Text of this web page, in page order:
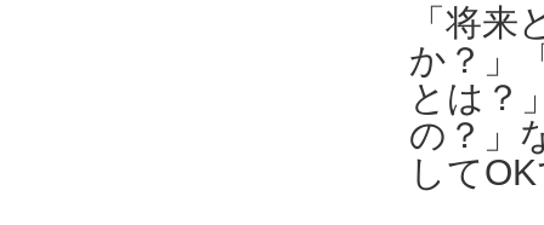
「将
か？」
とは？
の？」
して